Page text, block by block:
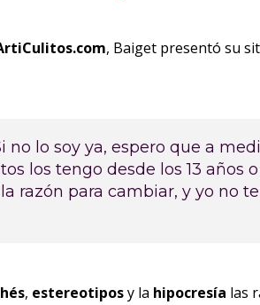
, Baiget presentó su
no lo soy ya, espero que a
los tengo desde los 13 años
razón para cambiar, y yo no
, estereotiposy la hipocresía las